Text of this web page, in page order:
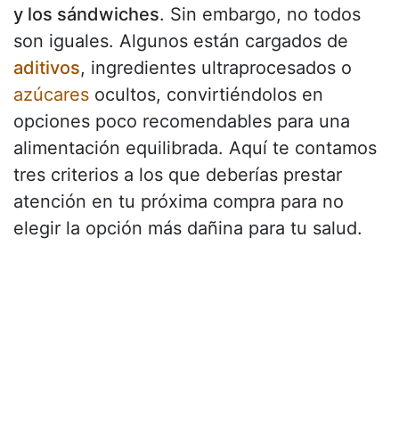
y los sándwiches. Sin embargo, no todos
son iguales. Algunos están cargados de
aditivos, ingredientes ultraprocesados o
azúcares ocultos, convirtiéndolos en
opciones poco recomendables para una
alimentación equilibrada. Aquí te contamos
tres criterios a los que deberías prestar
atención en tu próxima compra para no
elegir la opción más dañina para tu salud.